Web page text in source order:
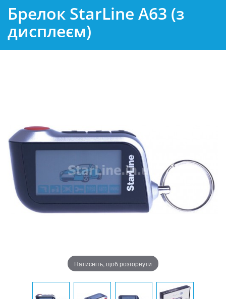
Брелок StarLine A63 (з
дисплеєм)
Натисніть, щоб розгорнути